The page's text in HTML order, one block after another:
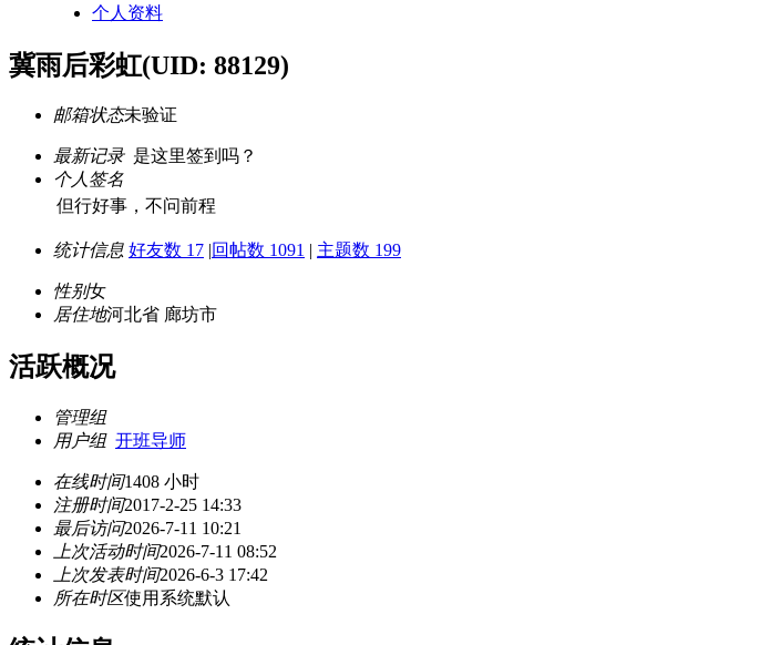
个人资料
冀雨后彩虹(UID: 88129)
邮箱状态未验证
最新记录 是这里签到吗？
个人签名
但行好事，不问前程
统计信息 好友数 17 |回帖数 1091 | 主题数 199
性别女
居住地河北省 廊坊市
活跃概况
管理组
用户组 开班导师
在线时间1408 小时
注册时间2017-2-25 14:33
最后访问2026-7-11 10:21
上次活动时间2026-7-11 08:52
上次发表时间2026-6-3 17:42
所在时区使用系统默认